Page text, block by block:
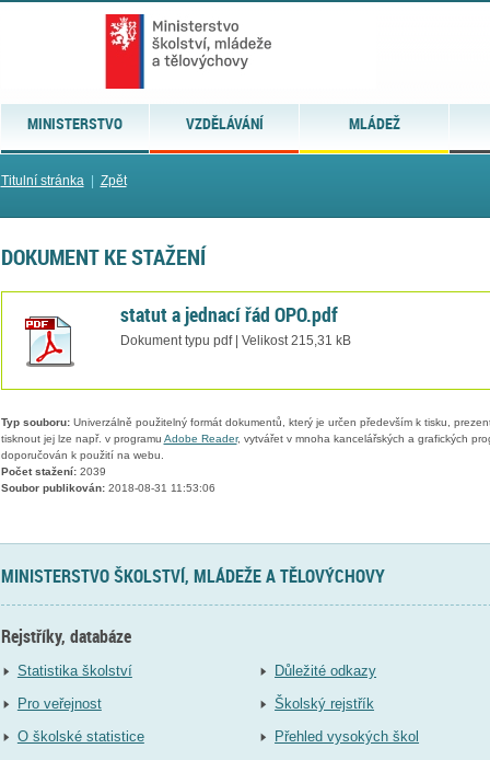
MINISTERSTVO VZDĚLÁVÁNÍ MLÁDEŽ
Titulní stránka| Zpět
DOKUMENT KE STAŽENÍ
statut a jednací řád OPO.pdf
Dokument typu pdf | Velikost 215,31 kB
Typ souboru:Univerzálně použitelný formát dokumentů, který je určen především k tisku,
tisknout jej lze např. v programu Adobe Reader, vytvářet v mnoha kancelářských a grafických
doporučován k použití na webu.
Počet stažení:2039
Soubor publikován:2018-08-31 11:53:06
MINISTERSTVO ŠKOLSTVÍ, MLÁDEŽE A TĚLOVÝCHOVY
Rejstříky, databáze
Statistika školství
Pro veřejnost
O školské statistice
Důležité odkazy
Školský rejstřík
Přehled vysokých škol